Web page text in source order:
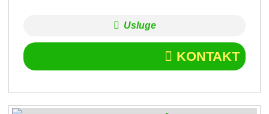
Usluge
KONTAKT